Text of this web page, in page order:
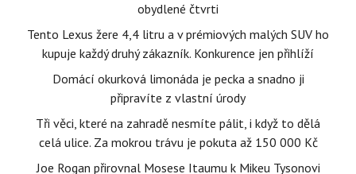
obydlené čtvrti
Tento Lexus žere 4,4 litru a v prémiových malých SUV ho
kupuje každý druhý zákazník. Konkurence jen přihlíží
Domácí okurková limonáda je pecka a snadno ji
připravíte z vlastní úrody
Tři věci, které na zahradě nesmíte pálit, i když to dělá
celá ulice. Za mokrou trávu je pokuta až 150 000 Kč
Joe Rogan přirovnal Mosese Itaumu k Mikeu Tysonovi